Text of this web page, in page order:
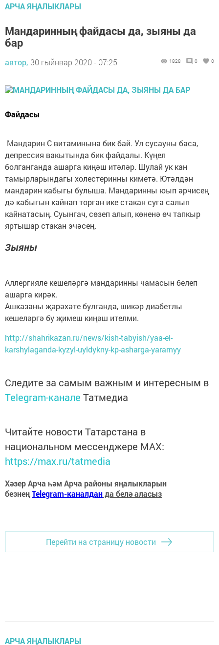
АРЧА ЯҢАЛЫКЛАРЫ
Мандаринның файдасы да, зыяны да
бар
автор, 30 гыйнвар 2020 - 07:25 1828 0 0
Файдасы
Мандарин С витаминына бик бай. Ул сусауны баса,
депрессия вакытында бик файдалы. Күңел
болганганда ашарга киңәш итәләр. Шулай ук кан
тамырларындагы холестеринны киметә. Ютәлдән
мандарин кабыгы булыша. Мандаринны юып әрчисең
дә кабыгын кайнап торган ике стакан суга салып
кайнатасың. Суынгач, сөзеп алып, көненә өч тапкыр
яртышар стакан эчәсең.
Зыяны
Аллергияле кешеләргә мандаринны чамасын белеп
ашарга кирәк.
Ашказаны җәрәхәте булганда, шикәр диабетлы
кешеләргә бу җимеш киңәш ителми.
http://shahrikazan.ru/news/kish-tabyish/yaa-el-
karshylaganda-kyzyl-uyldykny-kp-asharga-yaramyy
Следите за самым важным и интересным в
Telegram-канале Татмедиа
Читайте новости Татарстана в
национальном мессенджере MАХ:
https://max.ru/tatmedia
Хәзер Арча һәм Арча районы яңалыкларын
безнеңTelegram-каналданда белә аласыз
Перейти на страницу новости
АРЧА ЯҢАЛЫКЛАРЫ